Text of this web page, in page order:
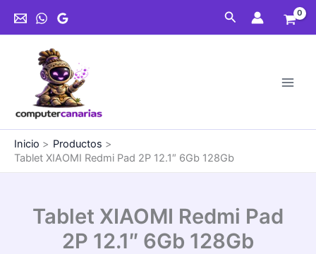
Buscar
Inicio
Productos
Tablet XIAOMI Redmi Pad 2P 12.1″ 6Gb 128Gb
Tablet XIAOMI Redmi Pad
2P 12.1″ 6Gb 128Gb
Pad
2P
128Gb
cantidad